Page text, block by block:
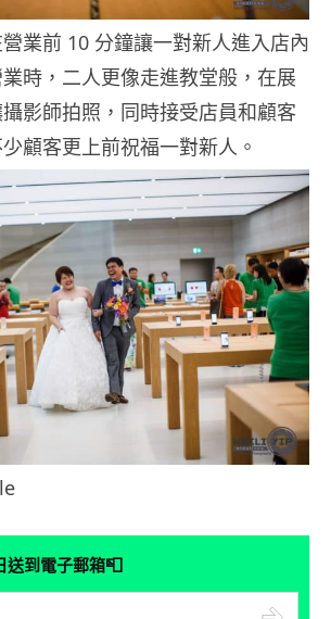
業前 10 分鐘讓一對新人進入店內
時，二人更像走進教堂般，在展
影師拍照，同時接受店員和顧客
顧客更上前祝福一對新人。
送到電子郵箱📮